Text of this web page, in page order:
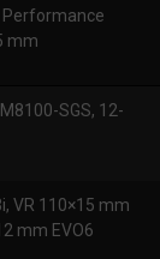
Performance
mm
SGS, 12-
VR 110×15 mm
mm EVO6